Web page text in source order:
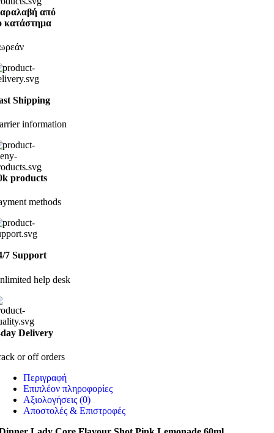
από
κατάστημα
Shipping
information
products
methods
7 Support
help desk
Delivery
or off orders
Περιγραφή
Επιπλέον πληροφορίες
Αξιολογήσεις (0)
Αποστολές & Επιστροφές